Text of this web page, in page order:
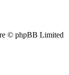
© phpBB Limited